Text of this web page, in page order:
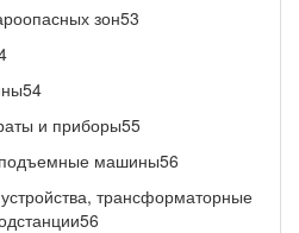
зон53
и приборы55
машины56
трансформаторные